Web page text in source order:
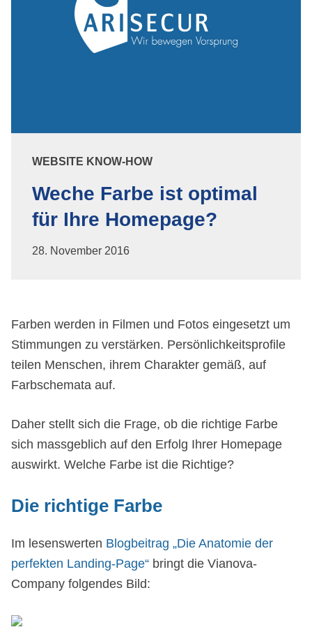
WEBSITE KNOW-HOW
Weche Farbe ist optimal
für Ihre Homepage?
28. November 2016
Farben werden in Filmen und Fotos eingesetzt um
Stimmungen zu verstärken. Persönlichkeitsprofile
teilen Menschen, ihrem Charakter gemäß, auf
Farbschemata auf.
Daher stellt sich die Frage, ob die richtige Farbe
sich massgeblich auf den Erfolg Ihrer Homepage
auswirkt. Welche Farbe ist die Richtige?
Die richtige Farbe
Im lesenswerten Blogbeitrag „Die Anatomie der
perfekten Landing-Page“ bringt die Vianova-
Company folgendes Bild: